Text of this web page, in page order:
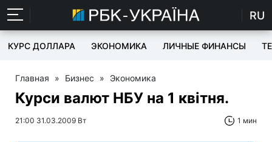
RU
КУРС ДОЛЛАРА ЭКОНОМИКА ЛИЧНЫЕ ФИНАНСЫ
Главная » Бизнес » Экономика
Курси валют НБУ на 1 квітня.
21:00 31.03.2009 Вт 1 мин